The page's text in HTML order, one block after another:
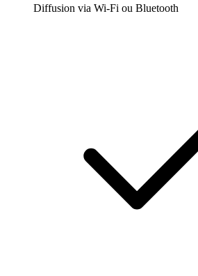
Diffusion via Wi-Fi ou Bluetooth